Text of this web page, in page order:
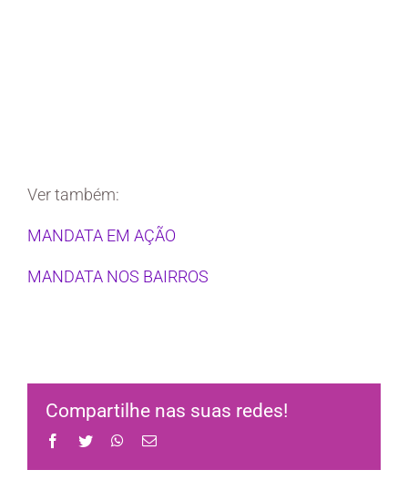
Ver também:
MANDATA EM AÇÃO
MANDATA NOS BAIRROS
Compartilhe nas suas redes!
Facebook
Twitter WhatsApp
Email